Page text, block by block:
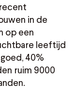
in de
op een
leeftijd
40%
ruim 9000